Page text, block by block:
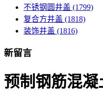
不锈钢圆井盖 (1799)
复合方井盖 (1818)
装饰井盖 (1816)
新留言
预制钢筋混凝